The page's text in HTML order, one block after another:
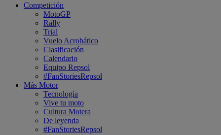
Competición
MotoGP
Rally
Trial
Vuelo Acrobático
Clasificación
Calendario
Equipo Repsol
#FanStoriesRepsol
Más Motor
Tecnología
Vive tu moto
Cultura Motera
De leyenda
#FanStoriesRepsol